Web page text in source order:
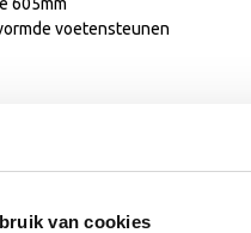
van cookies
voetensteunen